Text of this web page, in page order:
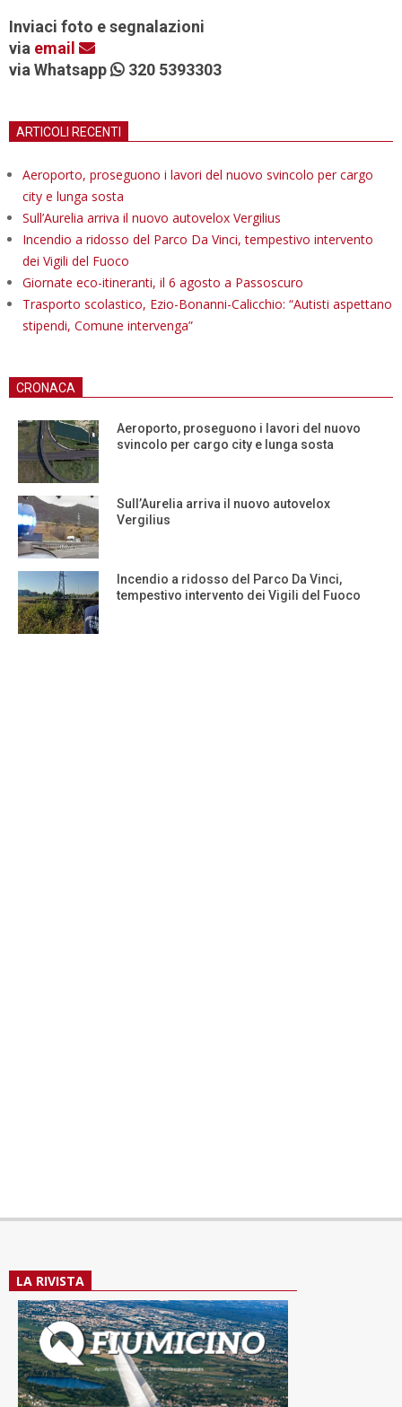
Inviaci foto e segnalazioni
via email
via Whatsapp
320 5393303
ARTICOLI RECENTI
Aeroporto, proseguono i lavori del nuovo svincolo per cargo
city e lunga sosta
Sull’Aurelia arriva il nuovo autovelox Vergilius
Incendio a ridosso del Parco Da Vinci, tempestivo intervento
dei Vigili del Fuoco
Giornate eco-itineranti, il 6 agosto a Passoscuro
Trasporto scolastico, Ezio-Bonanni-Calicchio: “Autisti aspettano
stipendi, Comune intervenga”
CRONACA
Aeroporto, proseguono i lavori del nuovo
svincolo per cargo city e lunga sosta
Sull’Aurelia arriva il nuovo autovelox
Vergilius
Incendio a ridosso del Parco Da Vinci,
tempestivo intervento dei Vigili del Fuoco
LA RIVISTA